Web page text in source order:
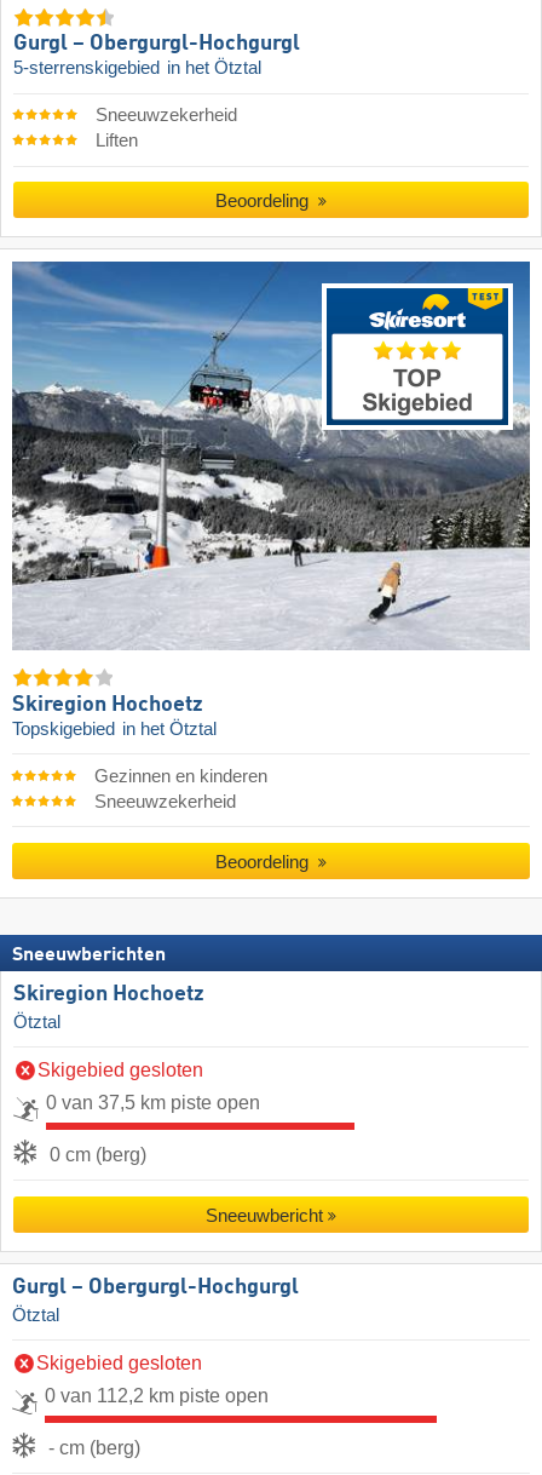
Gurgl – Obergurgl-Hochgurgl
5-sterrenskigebied in het Ötztal
Sneeuwzekerheid
Liften
Beoordeling
Skiregion Hochoetz
Topskigebied in het Ötztal
Gezinnen en kinderen
Sneeuwzekerheid
Beoordeling
Sneeuwberichten
Skiregion Hochoetz
Ötztal
Skigebied gesloten
0 van 37,5 km piste open
0 cm (berg)
Sneeuwbericht
Gurgl – Obergurgl-Hochgurgl
Ötztal
Skigebied gesloten
0 van 112,2 km piste open
- cm (berg)